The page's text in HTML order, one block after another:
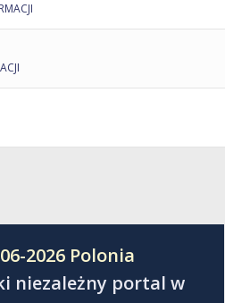
2026 Polonia
niezależny portal w